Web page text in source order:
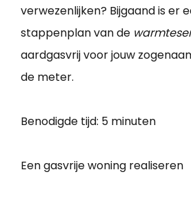
verwezenlijken? Bijgaand is er
stappenplan van de
aardgasvrij voor jouw
de meter.
Benodigde tijd: 5 minuten
Een gasvrije woning realiseren